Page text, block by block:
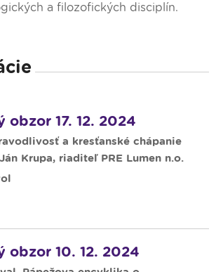
a filozofických disciplín.
obzor 17. 12. 2024
a kresťanské chápanie
Krupa, riaditeľ PRE Lumen n.o.
obzor 10. 12. 2024